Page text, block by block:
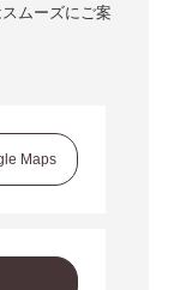
ムーズにご案
Maps